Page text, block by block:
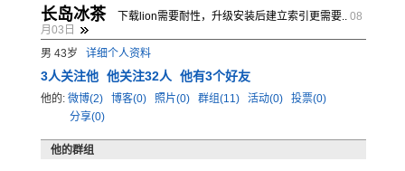
长岛冰茶 下载lion需要耐性，升级安装后建立索引更需要.. 08
月03日
男 43岁 详细个人资料
3人关注他 他关注32人 他有3个好友
他的: 微博(2) 博客(0) 照片(0) 群组(11) 活动(0)
投票(0)
分享(0)
他的群组